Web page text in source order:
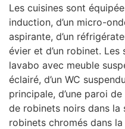
Les cuisines sont
induction, d’un micro-
aspirante, d’un
évier et d’un robinet. Les
lavabo avec meuble
éclairé, d’un WC
principale, d’une paroi
de robinets noirs dans la
robinets chromés dans